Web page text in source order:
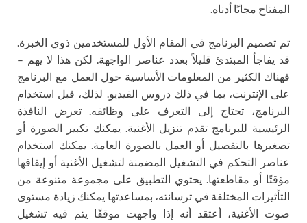
المفتاح مجانًا أدناه.
تم تصميم البرنامج في المقام الأول للمستخدمين ذوي الخبرة.
قد يفاجأ المبتدئ قليلاً بعدد عناصر الواجهة. لكن هذا لا يهم –
فهناك الكثير من المعلومات الأساسية حول العمل مع البرنامج
على الإنترنت، بما في ذلك دروس الفيديو. لذلك، قبل استخدام
البرنامج، تحتاج إلى التعرف على وظائفه. تعرض النافذة
الرئيسية للبرنامج تقدم تنزيل الأغنية. يمكنك تكبير الصورة أو
تصغيرها بالتفصيل أو العمل بالصورة العامة. يمكنك استخدام
عناصر التحكم في التشغيل المضمنة لتشغيل الأغنية أو إيقافها
مؤقتًا أو مقاطعتها. يحتوي التطبيق على مجموعة متنوعة من
التأثيرات المختلفة في ترسانته، بمساعدتها يمكنك زيادة مستوى
صوت الأغنية، أعتقد أنه إذا واجهت موقفًا يتم فيه تشغيل